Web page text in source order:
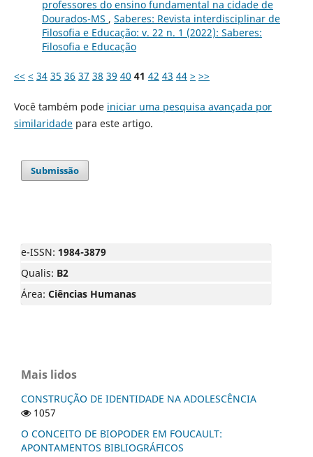
professores do ensino fundamental na cidade de
Dourados-MS , Saberes: Revista interdisciplinar de
Filosofia e Educação: v. 22 n. 1 (2022): Saberes:
Filosofia e Educação
<< < 34 35 36 37 38 39 40 41 42 43 44 > >>
Você também pode iniciar uma pesquisa avançada por
similaridadepara este artigo.
Submissão
e-ISSN: 1984-3879
Qualis: B2
Área: Ciências Humanas
Mais lidos
CONSTRUÇÃO DE IDENTIDADE NA ADOLESCÊNCIA
1057
O CONCEITO DE BIOPODER EM FOUCAULT:
APONTAMENTOS BIBLIOGRÁFICOS